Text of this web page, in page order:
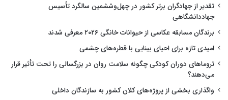
تقدیر از جهادگران برتر کشور در چهل‌وششمین سالگرد تأسیس
جهاددانشگاهی
برندگان مسابقه عکاسی از حیوانات خانگی ۲۰۲۶ معرفی شدند
امیدی تازه برای احیای بینایی با قطره‌های چشمی
تروماهای دوران کودکی چگونه سلامت روان در بزرگسالی را تحت تأثیر قرار
می‌دهند؟
واگذاری بخشی از پروژه‌های کلان کشور به سازندگان داخلی